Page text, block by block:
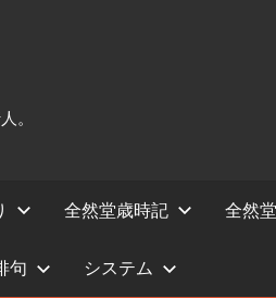
。
全然堂歳時記 全然
句 システム